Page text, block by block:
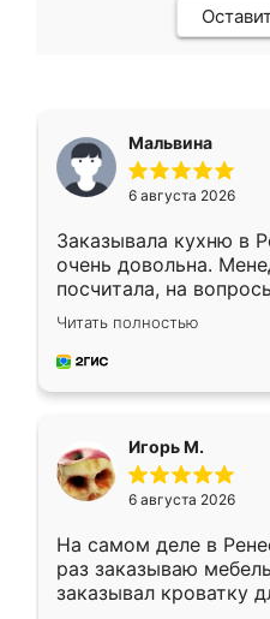
Мальвина
6 августа 2026
Заказывала кухню в
очень довольна.
посчитала, на
Замерщик приехал в
делу со всей
за день, ребята
Читать полностью
Игорь М.
6 августа 2026
На самом деле в
раз заказываю
заказывал кроватку